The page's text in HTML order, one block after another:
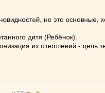
но это основные,
дитя (Ребёнок).
их отношений - цель